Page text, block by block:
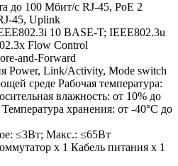
до 100 Мбит/с RJ-45, PoE 2
45, Uplink
10 BASE-T; IEEE802.3u
Flow Control
and-Forward
Power, Link/Activity, Mode switch
среде Рабочая температура:
влажность: от 10% до
хранения: от -40°C до
≤3Вт; Макс.: ≤65Вт
х 1 Кабель питания х 1